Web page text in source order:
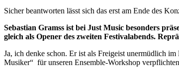
Sicher beantworten lässt sich das erst am Ende des
Sebastian Gramss ist bei Just Music besonders
gleich als Opener des zweiten Festivalabends.
Ja, ich denke schon. Er ist als Freigeist unermüdlich
Musiker“ für unseren Ensemble-Workshop